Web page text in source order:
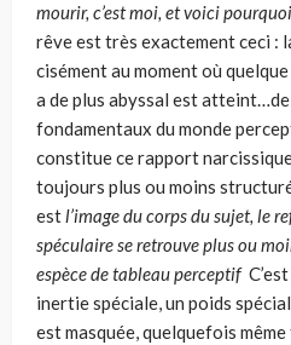
mourir, c’est moi, et voici pourquoi
rêve est très exactement ceci :
cisément au moment où
a de plus abyssal est atteint…de
fondamentaux du monde
constitue ce rapport
toujours plus ou moins
estl’image du corps du sujet, le
spéculaire se retrouve plus ou
espèce de tableau perceptifC’est
inertie spéciale, un poids
est masquée, quelquefois